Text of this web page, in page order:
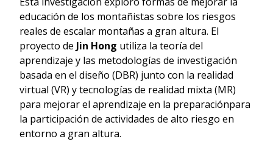
educación de los montañistas sobre los riesgos
reales de escalar montañas a gran altura. El
proyecto de Jin Hong utiliza la teoría del
aprendizaje y las metodologías de investigación
basada en el diseño (DBR) junto con la realidad
virtual (VR) y tecnologías de realidad mixta (MR)
para mejorar el aprendizaje en la preparaciónpara
la participación de actividades de alto riesgo en
entorno a gran altura.